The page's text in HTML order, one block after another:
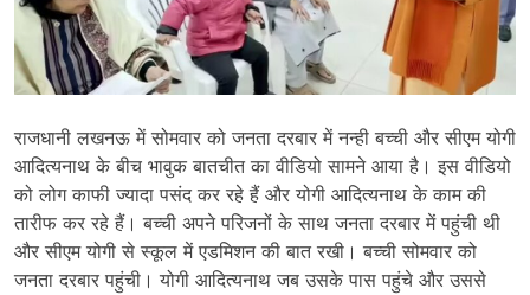
राजधानी लखनऊ में सोमवार को जनता दरबार में नन्ही बच्ची और सीएम योगी
आदित्यनाथ के बीच भावुक बातचीत का वीडियो सामने आया है। इस वीडियो
को लोग काफी ज्यादा पसंद कर रहे हैं और योगी आदित्यनाथ के काम की
तारीफ कर रहे हैं। बच्ची अपने परिजनों के साथ जनता दरबार में पहुंची थी
और सीएम योगी से स्कूल में एडमिशन की बात रखी। बच्ची सोमवार को
जनता दरबार पहुंची। योगी आदित्यनाथ जब उसके पास पहुंचे और उससे